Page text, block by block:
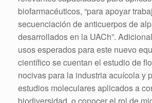
biofarmacéuticos, “para apoyar
secuenciación de anticuerpos de
desarrollados en la UACh”.
usos esperados para este nuevo
científico se cuentan el estudio de
nocivas para la industria acuícola y
estudios moleculares aplicados a
biodiversidad, o conocer el rol de